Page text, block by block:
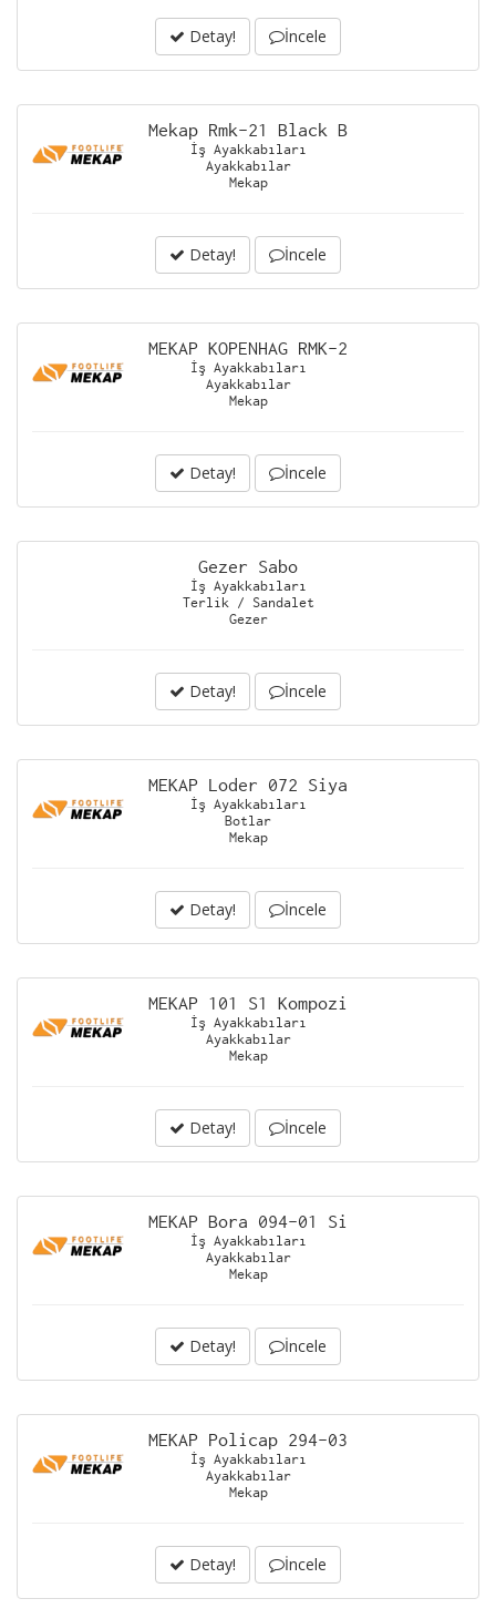
Detay! İncele
Mekap Rmk-21 Black B
İş Ayakkabıları
Ayakkabılar
Mekap
Detay! İncele
MEKAP KOPENHAG RMK-2
İş Ayakkabıları
Ayakkabılar
Mekap
Detay! İncele
Gezer Sabo
İş Ayakkabıları
Terlik / Sandalet
Gezer
Detay! İncele
MEKAP Loder 072 Siya
İş Ayakkabıları
Botlar
Mekap
Detay! İncele
MEKAP 101 S1 Kompozi
İş Ayakkabıları
Ayakkabılar
Mekap
Detay! İncele
MEKAP Bora 094-01 Si
İş Ayakkabıları
Ayakkabılar
Mekap
Detay! İncele
MEKAP Policap 294-03
İş Ayakkabıları
Ayakkabılar
Mekap
Detay! İncele